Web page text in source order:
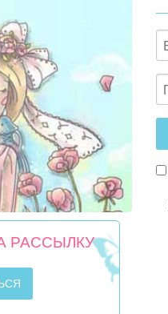
РАССЫЛКУ